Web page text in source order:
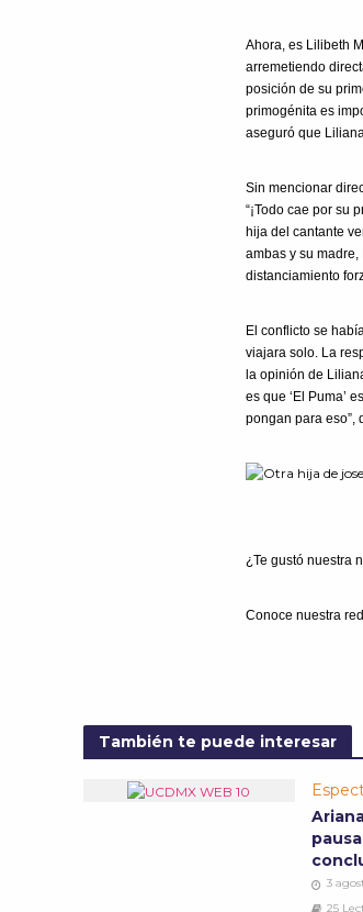
Ahora, es Lilibeth
arremetiendo
posición de su
primogénita es
aseguró que
Sin mencionar
“¡Todo cae por su
hija del cantante
ambas y su
distanciamiento
El conflicto se
viajara solo. La
la opinión de
es que ‘El Puma’
pongan para eso”,
¿Te gustó nuestra
Conoce nuestra
También te puede interesar
3
25